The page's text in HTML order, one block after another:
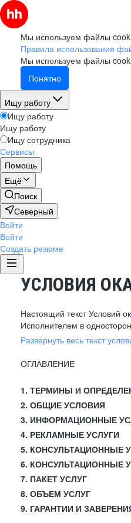
Мы используем файлы
Правила использования
Мы используем файлы
Понятно
Ищу работу
Ищу работу
Ищу работу
Ищу сотрудника
Сервисы
Помощь
Ещё
Поиск
Северный
Войти
Войти
Создать резюме
УСЛОВИЯ
Настоящий текст Условий
Исполнителем в
Развернуть весь текст
ОГЛАВЛЕНИЕ
1. ТЕРМИНЫ И
2. ОБЩИЕ УСЛОВИЯ
3. ИНФОРМАЦИОННЫЕ
4. РЕКЛАМНЫЕ УСЛУГИ
5. КОНСУЛЬТАЦИОННЫЕ
6. КОНСУЛЬТАЦИОННЫЕ
7. ПАКЕТ УСЛУГ
8. ОБЪЕМ УСЛУГ
9. ГАРАНТИИ И